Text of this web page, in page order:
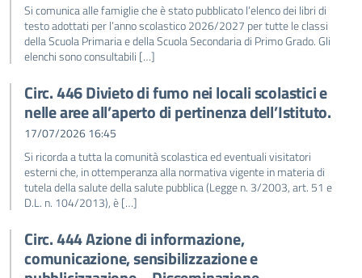
Si comunica alle famiglie che è stato pubblicato l’elenco dei libri di
testo adottati per l’anno scolastico 2026/2027 per tutte le classi
della Scuola Primaria e della Scuola Secondaria di Primo Grado. Gli
elenchi sono consultabili […]
Circ. 446 Divieto di fumo nei locali scolastici e
nelle aree all’aperto di pertinenza dell’Istituto.
17/07/2026 16:45
Si ricorda a tutta la comunità scolastica ed eventuali visitatori
esterni che, in ottemperanza alla normativa vigente in materia di
tutela della salute della salute pubblica (Legge n. 3/2003, art. 51 e
D.L. n. 104/2013), è […]
Circ. 444 Azione di informazione,
comunicazione, sensibilizzazione e